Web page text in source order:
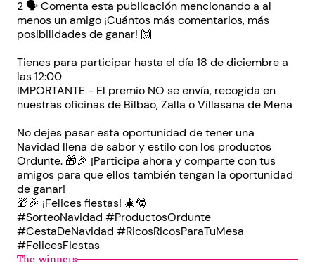
2 🗣 Comenta esta publicación mencionando a al
menos un amigo ¡Cuántos más comentarios, más
posibilidades de ganar! 🙌
Tienes para participar hasta el día 18 de diciembre a
las 12:00
IMPORTANTE - El premio NO se envía, recogida en
nuestras oficinas de Bilbao, Zalla o Villasana de Mena
No dejes pasar esta oportunidad de tener una
Navidad llena de sabor y estilo con los productos
Ordunte. 🎁🎉 ¡Participa ahora y comparte con tus
amigos para que ellos también tengan la oportunidad
de ganar!
🎁🎉 ¡Felices fiestas! 🎄🎅
#SorteoNavidad #ProductosOrdunte
#CestaDeNavidad #RicosRicosParaTuMesa
#FelicesFiestas
The winners